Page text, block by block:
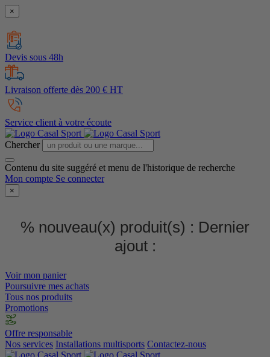
×
Devis sous 48h
Livraison offerte dès 200 € HT
Service client à votre écoute
Chercher
Contenu du site suggéré et menu de l'historique de recherche
Mon compte Se connecter
×
% nouveau(x) produit(s) : Dernier
ajout :
Voir mon panier
Poursuivre mes achats
Tous nos produits
Promotions
Offre responsable
Nos services Installations multisports Contactez-nous